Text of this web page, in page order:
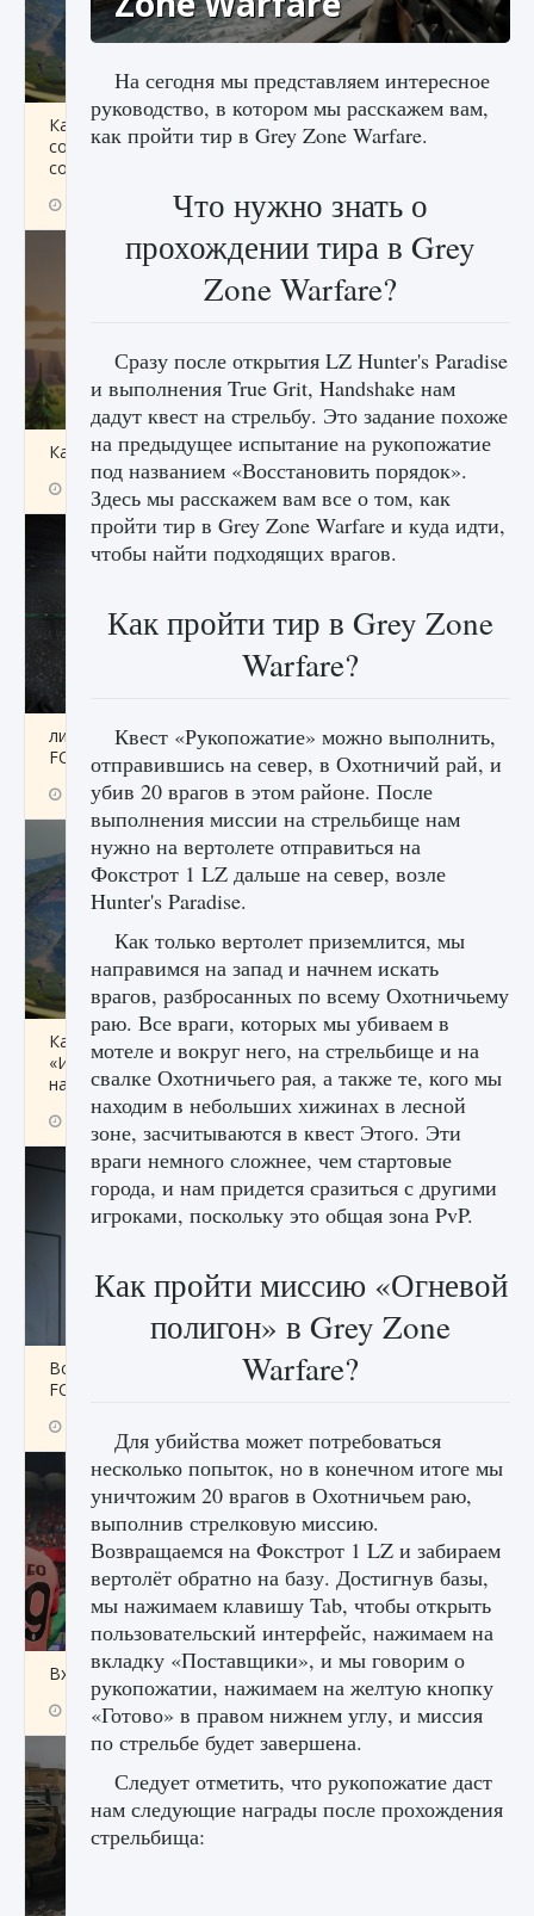
Как исправить ошибку Palworld «Идет
сохранение мира — Невозможно начать
сохранение данных мира»
2 511 0 0
Как заработать медали лиги Clash of Clans
9 августа 2024
лицензии, лиги, команды и стадионы в EA
FC 25
9 августа 2024 2 395 0 2
Как исправить ошибку Palworld EPalworld
«Идет сохранение мира — Невозможно
начать сохранение данных мира»
9 августа 2024
Все новые функции в режиме карьеры EA
FC 25
Входят ли «Милан» и «Интер» в EA FC 25
9 августа 2024 2 064 0 1
На сегодня мы представляем интересное
руководство, в котором мы расскажем вам,
как пройти тир в Grey Zone Warfare.
Что нужно знать о
прохождении тира в Grey
Zone Warfare?
Сразу после открытия LZ Hunter's Paradise
и выполнения True Grit, Handshake нам
дадут квест на стрельбу. Это задание похоже
на предыдущее испытание на рукопожатие
под названием «Восстановить порядок».
Здесь мы расскажем вам все о том, как
пройти тир в Grey Zone Warfare и куда идти,
чтобы найти подходящих врагов.
Как пройти тир в Grey Zone
Warfare?
Квест «Рукопожатие» можно выполнить,
отправившись на север, в Охотничий рай, и
убив 20 врагов в этом районе. После
выполнения миссии на стрельбище нам
нужно на вертолете отправиться на
Фокстрот 1 LZ дальше на север, возле
Hunter's Paradise.
Как только вертолет приземлится, мы
направимся на запад и начнем искать
врагов, разбросанных по всему Охотничьему
раю. Все враги, которых мы убиваем в
мотеле и вокруг него, на стрельбище и на
свалке Охотничьего рая, а также те, кого мы
находим в небольших хижинах в лесной
зоне, засчитываются в квест Этого. Эти
враги немного сложнее, чем стартовые
города, и нам придется сразиться с другими
игроками, поскольку это общая зона PvP.
Как пройти миссию «Огневой
полигон» в Grey Zone
Warfare?
Для убийства может потребоваться
несколько попыток, но в конечном итоге мы
уничтожим 20 врагов в Охотничьем раю,
выполнив стрелковую миссию.
Возвращаемся на Фокстрот 1 LZ и забираем
вертолёт обратно на базу. Достигнув базы,
мы нажимаем клавишу Tab, чтобы открыть
пользовательский интерфейс, нажимаем на
вкладку «Поставщики», и мы говорим о
рукопожатии, нажимаем на желтую кнопку
«Готово» в правом нижнем углу, и миссия
по стрельбе будет завершена.
Следует отметить, что рукопожатие даст
нам следующие награды после прохождения
стрельбища: